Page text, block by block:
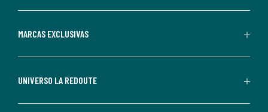
MARCAS EXCLUSIVAS
UNIVERSO LA REDOUTE